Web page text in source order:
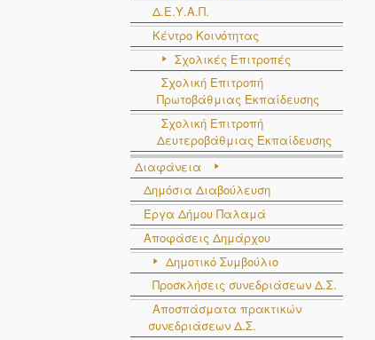
Δ.Ε.Υ.Α.Π.
Κέντρο Κοινότητας
Σχολικές Επιτροπές
Σχολική Επιτροπή
Πρωτοβάθμιας Εκπαίδευσης
Σχολική Επιτροπή
Δευτεροβάθμιας Εκπαίδευσης
Διαφάνεια
Δημόσια Διαβούλευση
Έργα Δήμου Παλαμά
Αποφάσεις Δημάρχου
Δημοτικό Συμβούλιο
Προσκλήσεις συνεδριάσεων Δ.Σ.
Αποσπάσματα πρακτικών
συνεδριάσεων Δ.Σ.